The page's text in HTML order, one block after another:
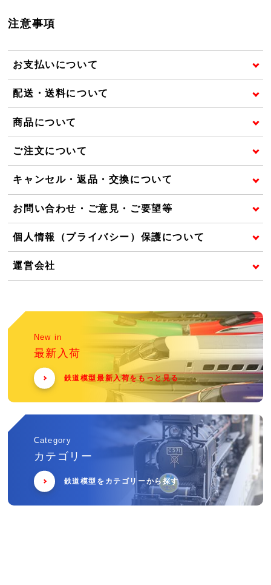
注意事項
お支払いについて
配送・送料について
商品について
ご注文について
キャンセル・返品・交換について
お問い合わせ・ご意見・ご要望等
個人情報（プライバシー）保護について
運営会社
New in
最新入荷
鉄道模型最新入荷をもっと見る
Category
カテゴリー
鉄道模型をカテゴリーから探す